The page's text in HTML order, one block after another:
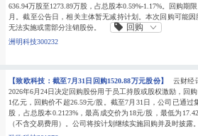
636.94万股至1273.89万股，占总股本0.59%-1.17%。回购期
月。截至公告日，相关主体暂无减持计划。本次回购可能
无法实施或需部分注销股份。
回购
洲明科技300232
【致欧科技：截至7月31日回购1520.88万元股份】
云财经
2026年6月24日决定回购股份用于员工持股或股权激励，回
1亿元，回购价不超26.59元/股。截至7月31日，公司已通过
股，占总股本0.2123%，最高成交价为18元/股，最低为
（不含交易费用）。公司将按计划继续实施回购并及时披露